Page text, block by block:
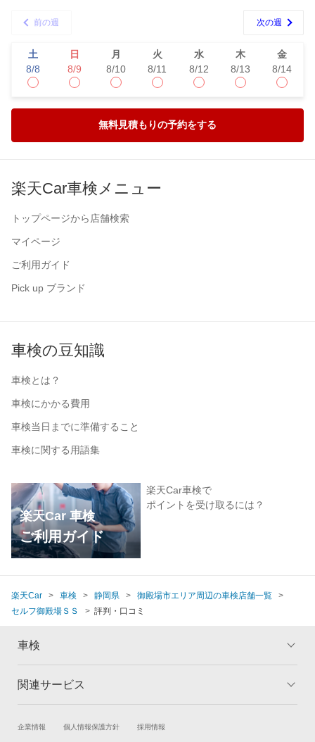
前の週 次の週
土
8/8
日
8/9
月
8/10
火
8/11
水
8/12
木
8/13
金
8/14
無料見積もりの予約をする
楽天Car車検メニュー
トップページから店舗検索
マイページ
ご利用ガイド
Pick up ブランド
車検の豆知識
車検とは？
車検にかかる費用
車検当日までに準備すること
車検に関する用語集
楽天Car 車検
ご利用ガイド
楽天Car車検で
ポイントを受け取るには？
楽天Car 車検 静岡県
御殿場市エリア周辺の車検店舗一覧
セルフ御殿場ＳＳ
評判・口コミ
車検
トップ
車検の基礎知識 キャンペーン一覧
関連サービス
試乗・商談 新車購入
企業情報 個人情報保護方針 採用情報